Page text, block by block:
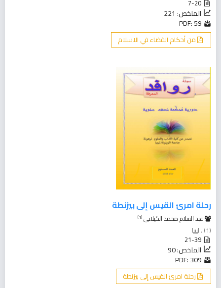
الملخص: 221
PDF: 59
من أحكام القضاء في الاسلام
رحلة امرئ القيس إلى بيزنطة
عبد السلام محمد الكيلاني(1)
(1) , ليبيا
الملخص: 90
PDF: 309
رحلة امرئ القيس إلى بيزنطة